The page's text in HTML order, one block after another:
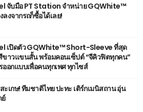
จับมือ PT Station จำหน่าย GQWhite™
งจากรถก็ซื้อได้เลย!
เปิดตัว GQWhite™ Short-Sleeve ที่สุด
ขาวแขนสั้น พร้อมคอนเซ็ปต์ “จีคิวฟิตทุกคน”
ออกแบบเพื่อคนทุกเพศ ทุกไซส์
ะเกษ! ทีมชาติไทย ปะทะ เติร์กเมนิสถาน อุ่น
ย์